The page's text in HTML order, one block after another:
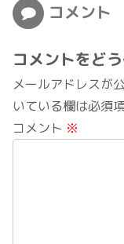
コメント
コメントをど
メールアドレスが
いている欄は必須
コメント ※